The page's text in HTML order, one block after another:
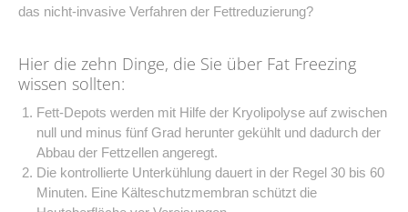
das nicht-invasive Verfahren der Fettreduzierung?
Hier die zehn Dinge, die Sie über Fat Freezing
wissen sollten:
Fett-Depots werden mit Hilfe der Kryolipolyse auf zwischen
null und minus fünf Grad herunter gekühlt und dadurch der
Abbau der Fettzellen angeregt.
Die kontrollierte Unterkühlung dauert in der Regel 30 bis 60
Minuten. Eine Kälteschutzmembran schützt die